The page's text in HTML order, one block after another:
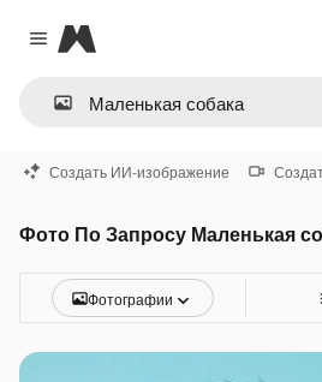
Close menu
Magnific
Создать ИИ-изображение
Фото По Запросу Маленькая
Фотографии